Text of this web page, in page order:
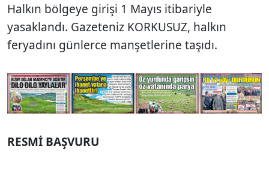
Halkın bölgeye girişi 1 Mayıs itibariyle
yasaklandı. Gazeteniz KORKUSUZ, halkın
feryadını günlerce manşetlerine taşıdı.
RESMİ BAŞVURU